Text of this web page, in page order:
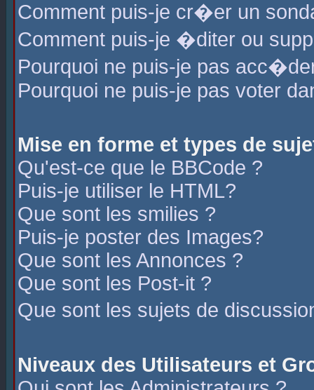
Comment puis-je cr�er un
Comment puis-je �diter ou
Pourquoi ne puis-je pas
Pourquoi ne puis-je pas voter
Mise en forme et types de
Qu'est-ce que le BBCode ?
Puis-je utiliser le HTML?
Que sont les smilies ?
Puis-je poster des Images?
Que sont les Annonces ?
Que sont les Post-it ?
Que sont les sujets de
Niveaux des Utilisateurs et